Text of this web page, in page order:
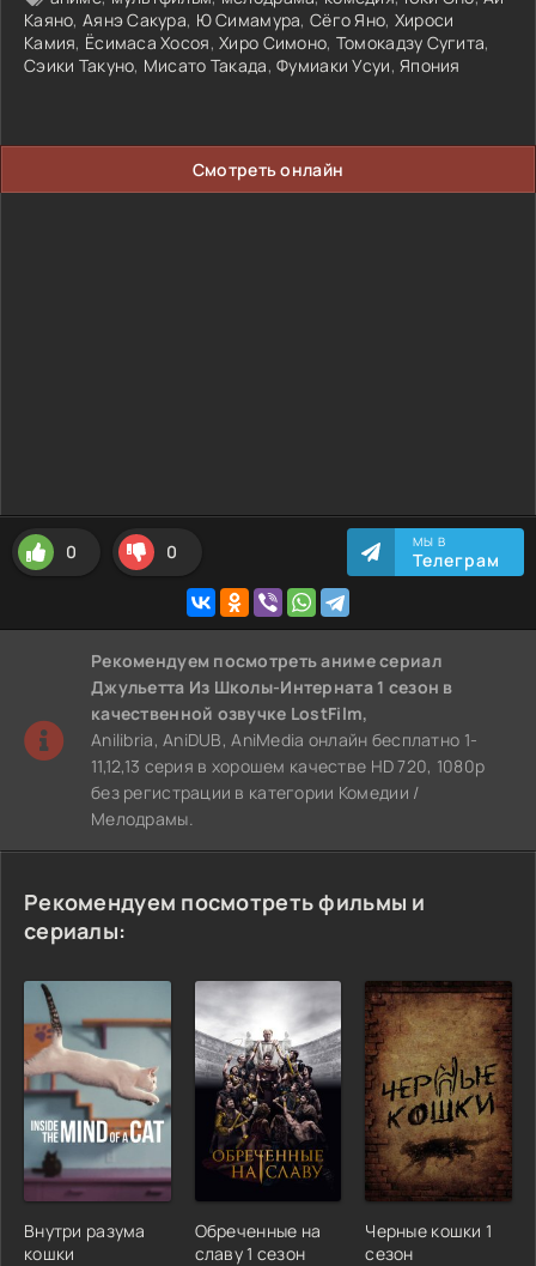
Каяно, Аянэ Сакура, Ю Симамура, Сёго Яно, Хироси
Камия, Ёсимаса Хосоя,Хиро Симоно, Томокадзу Сугита,
Сэики Такуно, Мисато Такада,Фумиаки Усуи,Япония
Смотреть онлайн
0 0 МЫ В
Телеграм
Рекомендуем посмотреть аниме сериал
Джульетта Из Школы-Интерната 1 сезон в
качественной озвучке LostFilm,
Anilibria, AniDUB, AniMedia онлайн бесплатно 1-
11,12,13 серия в хорошем качестве HD 720, 1080p
без регистрации в категории Комедии /
Мелодрамы.
Рекомендуем посмотреть фильмы и
сериалы:
Внутри разума
кошки
Обреченные на
славу 1 сезон
Черные кошки 1
сезон